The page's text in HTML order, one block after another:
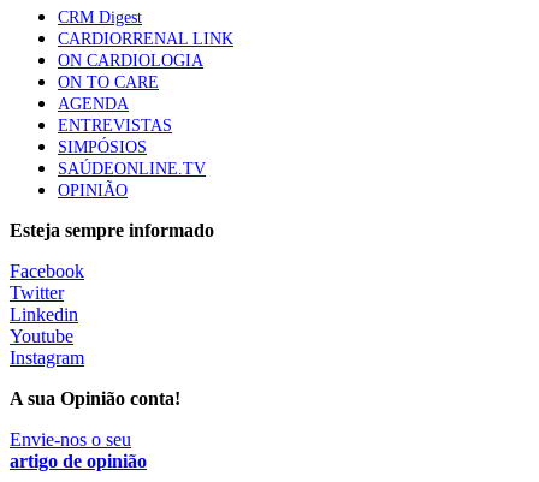
CRM Digest
CARDIORRENAL LINK
ON CARDIOLOGIA
ON TO CARE
AGENDA
ENTREVISTAS
SIMPÓSIOS
SAÚDEONLINE.TV
OPINIÃO
Esteja sempre informado
Facebook
Twitter
Linkedin
Youtube
Instagram
A sua Opinião conta!
Envie-nos o seu
artigo de opinião